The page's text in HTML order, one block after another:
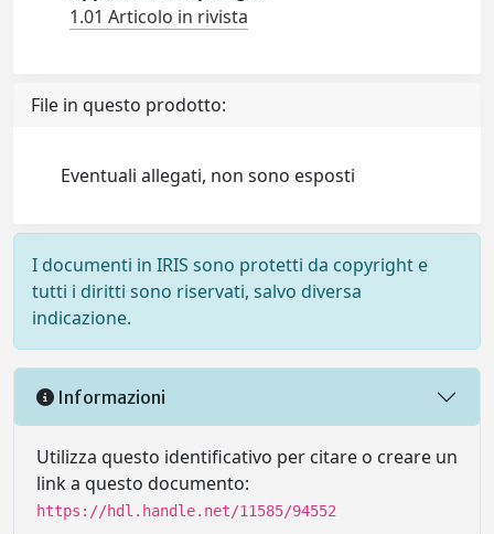
1.01 Articolo in rivista
File in questo prodotto:
Eventuali allegati, non sono esposti
I documenti in IRIS sono protetti da copyright e
tutti i diritti sono riservati, salvo diversa
indicazione.
Informazioni
Utilizza questo identificativo per citare o creare un
link a questo documento:
https://hdl.handle.net/11585/94552